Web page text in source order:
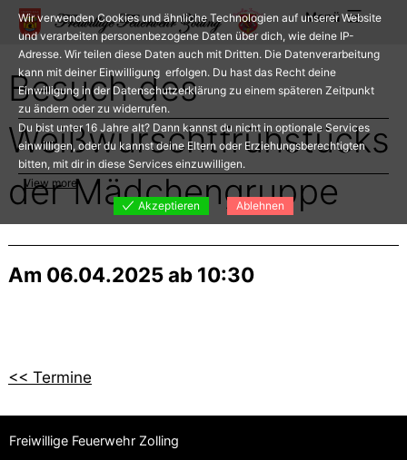
Zum
Inhalt
springen
Menü
Besuch des
Weißwurschtfrühstücks
der Mädchengruppe
Am 06.04.2025 ab 10:30
<< Termine
Freiwillige Feuerwehr Zolling
Wir verwenden Cookies und ähnliche Technologien auf unserer Website
und verarbeiten personenbezogene Daten über dich, wie deine IP-
Adresse. Wir teilen diese Daten auch mit Dritten. Die Datenverarbeitung
kann mit deiner Einwilligung erfolgen. Du hast das Recht deine
Einwilligung in der Datenschutzerklärung zu einem späteren Zeitpunkt
zu ändern oder zu widerrufen.
Du bist unter 16 Jahre alt? Dann kannst du nicht in optionale Services
einwilligen, oder du kannst deine Eltern oder Erziehungsberechtigten
bitten, mit dir in diese Services einzuwilligen.
View more
Akzeptieren
Ablehnen